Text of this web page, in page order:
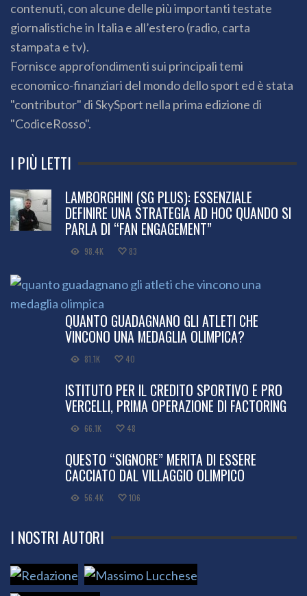
contenuti, con alcune delle più importanti testate
giornalistiche in Italia e all’estero (radio, carta
stampata e tv).
Fornisce approfondimenti sui principali temi
economico-finanziari del mondo dello sport ed è stata
"contributor" di SkySport nella prima edizione di
"CodiceRosso".
I PIÙ LETTI
LAMBORGHINI (SG PLUS): ESSENZIALE
DEFINIRE UNA STRATEGIA AD HOC QUANDO SI
PARLA DI “FAN ENGAGEMENT”
98.4K 83
QUANTO GUADAGNANO GLI ATLETI CHE
VINCONO UNA MEDAGLIA OLIMPICA?
81.1K 40
ISTITUTO PER IL CREDITO SPORTIVO E PRO
VERCELLI, PRIMA OPERAZIONE DI FACTORING
66.1K 48
QUESTO “SIGNORE” MERITA DI ESSERE
CACCIATO DAL VILLAGGIO OLIMPICO
56.4K 106
I NOSTRI AUTORI